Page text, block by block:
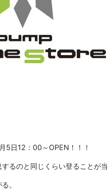
5日12：00～OPEN！！！
るのと同じくらい登ることが
。